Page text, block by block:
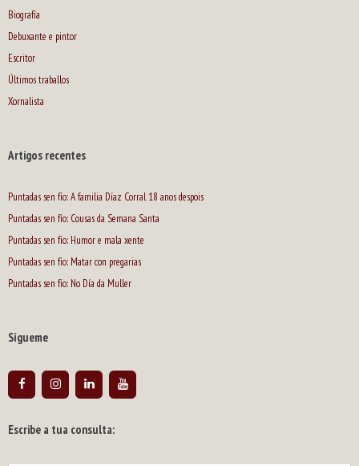
Biografía
Debuxante e pintor
Escritor
Últimos traballos
Xornalista
Artigos recentes
Puntadas sen fío: A familia Díaz Corral 18 anos despois
Puntadas sen fío: Cousas da Semana Santa
Puntadas sen fío: Humor e mala xente
Puntadas sen fío: Matar con pregarias
Puntadas sen fío: No Día da Muller
Sígueme
Escribe a tua consulta: